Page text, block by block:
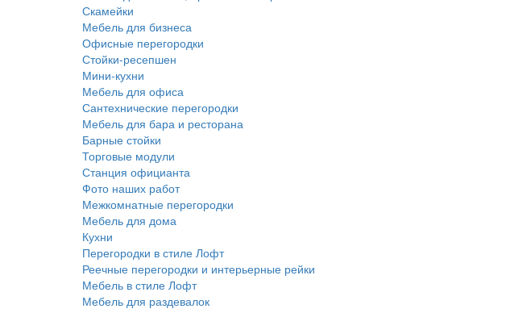
Скамейки
Мебель для бизнеса
Офисные перегородки
Стойки-ресепшен
Мини-кухни
Мебель для офиса
Сантехнические перегородки
Мебель для бара и ресторана
Барные стойки
Торговые модули
Станция официанта
Фото наших работ
Межкомнатные перегородки
Мебель для дома
Кухни
Перегородки в стиле Лофт
Реечные перегородки и интерьерные рейки
Мебель в стиле Лофт
Мебель для раздевалок